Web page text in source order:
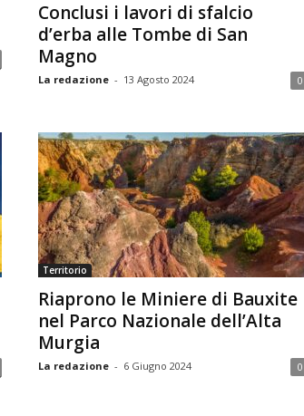
Conclusi i lavori di sfalcio
d’erba alle Tombe di San
Magno
La redazione - 13 Agosto 2024 0
Territorio
Riaprono le Miniere di Bauxite
nel Parco Nazionale dell’Alta
Murgia
La redazione - 6 Giugno 2024 0